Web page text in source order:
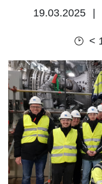
19.03.2025
<